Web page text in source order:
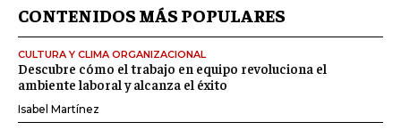
CONTENIDOS MÁS POPULARES
CULTURA Y CLIMA ORGANIZACIONAL
Descubre cómo el trabajo en equipo revoluciona el
ambiente laboral y alcanza el éxito
Isabel Martínez